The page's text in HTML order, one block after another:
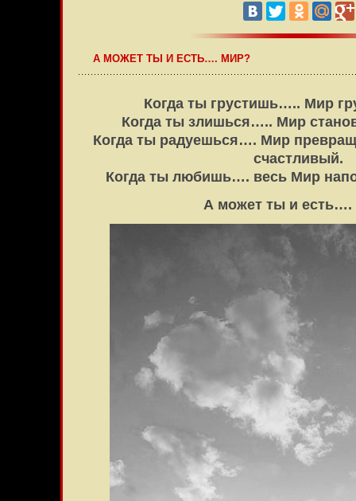
А МОЖЕТ ТЫ И ЕСТЬ…. МИР?
Когда ты грустишь….. Мир
Когда ты злишься….. Мир
Когда ты радуешься…. Мир
счастливый.
Когда ты любишь…. весь Мир
А может ты и